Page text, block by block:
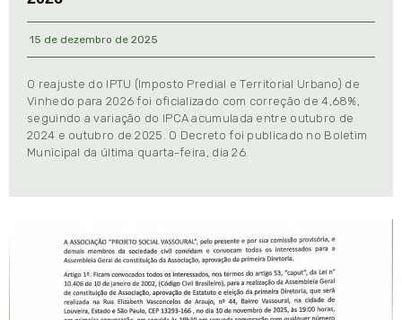
15 de dezembro de 2025
O reajuste do IPTU (Imposto Predial e Territorial Urbano) de
Vinhedo para 2026 foi oficializado com correção de 4,68%,
seguindo a variação do IPCA acumulada entre outubro de
2024 e outubro de 2025. O Decreto foi publicado no Boletim
Municipal da última quarta-feira, dia 26.